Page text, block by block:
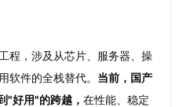
程，涉及从芯片、服务器、操
软件的全栈替代。 当前，国产
"好用"的跨越， 在性能、稳定